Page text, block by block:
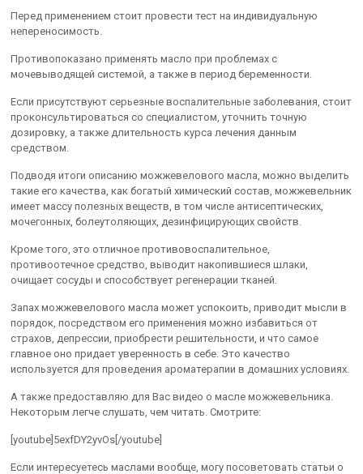
Перед применением стоит провести тест на индивидуальную
непереносимость.
Противопоказано применять масло при проблемах с
мочевыводящей системой, а также в период беременности.
Если присутствуют серьезные воспалительные заболевания, стоит
проконсультироваться со специалистом, уточнить точную
дозировку, а также длительность курса лечения данным
средством.
Подводя итоги описанию можжевелового масла, можно выделить
такие его качества, как богатый химический состав, можжевельник
имеет массу полезных веществ, в том числе антисептических,
мочегонных, болеутоляющих, дезинфицирующих свойств.
Кроме того, это отличное противовоспалительное,
противоотечное средство, выводит накопившиеся шлаки,
очищает сосуды и способствует регенерации тканей.
Запах можжевелового масла может успокоить, приводит мысли в
порядок, посредством его применения можно избавиться от
страхов, депрессии, приобрести решительности, и что самое
главное оно придает уверенность в себе. Это качество
используется для проведения ароматерапии в домашних условиях.
А также предоставляю для Вас видео о масле можжевельника.
Некоторым легче слушать, чем читать. Смотрите:
[youtube]5exfDY2yvOs[/youtube]
Если интересуетесь маслами вообще, могу посоветовать статьи о